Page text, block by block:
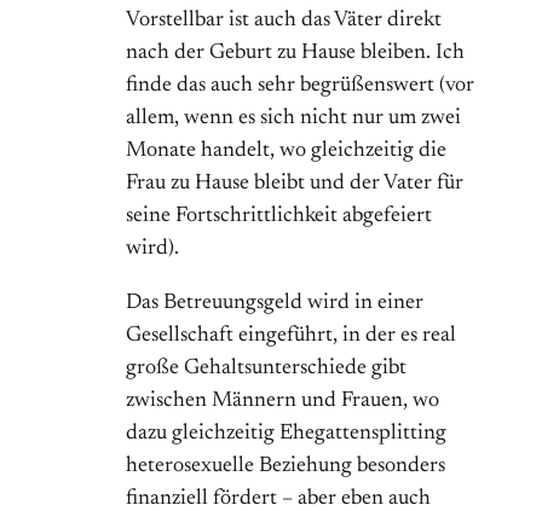
Vorstellbar ist auch das Väter direkt
nach der Geburt zu Hause bleiben. Ich
finde das auch sehr begrüßenswert (vor
allem, wenn es sich nicht nur um zwei
Monate handelt, wo gleichzeitig die
Frau zu Hause bleibt und der Vater für
seine Fortschrittlichkeit abgefeiert
wird).
Das Betreuungsgeld wird in einer
Gesellschaft eingeführt, in der es real
große Gehaltsunterschiede gibt
zwischen Männern und Frauen, wo
dazu gleichzeitig Ehegattensplitting
heterosexuelle Beziehung besonders
finanziell fördert – aber eben auch